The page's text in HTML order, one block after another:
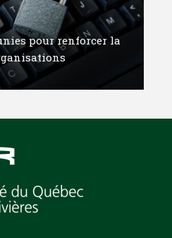
pour renforcer la